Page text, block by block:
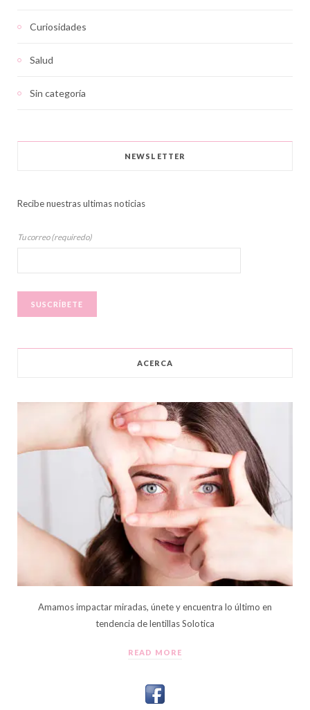
Curiosidades
Salud
Sin categoría
NEWSLETTER
Recibe nuestras ultimas noticias
Tu correo (requiredo)
ACERCA
Amamos impactar miradas, únete y encuentra lo último en
tendencia de lentillas Solotica
READ MORE